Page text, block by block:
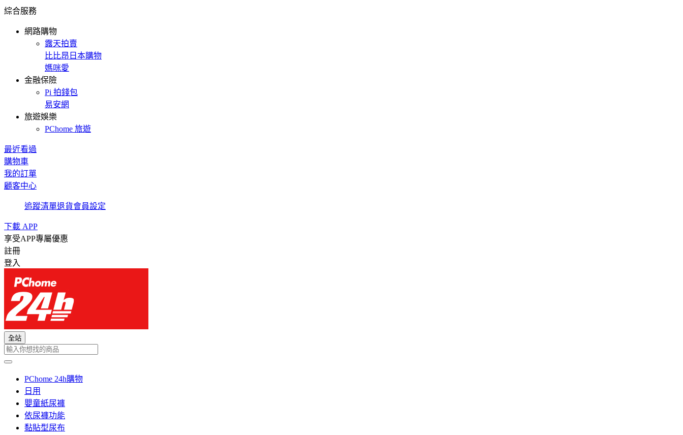
綜合服務
網路購物
露天拍賣
比比昂日本購物
媽咪愛
金融保險
Pi 拍錢包
易安網
旅遊娛樂
PChome 旅遊
最近看過
購物車
我的訂單
顧客中心
追蹤清單退貨會員設定
下載 APP
享受APP專屬優惠
註冊
登入
全站
PChome 24h購物
日用
嬰童紙尿褲
依尿褲功能
黏貼型尿布